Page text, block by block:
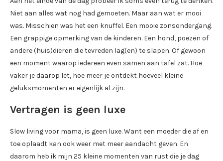
Niet aan alles wat nog had gemoeten. Maar aan wat er mooi
was. Misschien was het een knuffel. Een mooie zonsondergang.
Een grappige opmerking van de kinderen. Een hond, poezen of
andere (huis)dieren die tevreden lag(en) te slapen. Of gewoon
een moment waarop iedereen even samen aan tafel zat. Hoe
vaker je daarop let, hoe meer je ontdekt hoeveel kleine
geluksmomenten er eigenlijk al zijn.
Vertragen is geen luxe
Slow living voor mama, is geen luxe. Want een moeder die af en
toe oplaadt kan ook weer met meer aandacht geven. En
daarom heb ik mijn 25 kleine momenten van rust die je dag